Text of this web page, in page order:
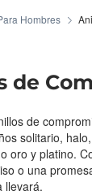
Hombres
de
de
solitario,
oro y platino.
o una
llevará.